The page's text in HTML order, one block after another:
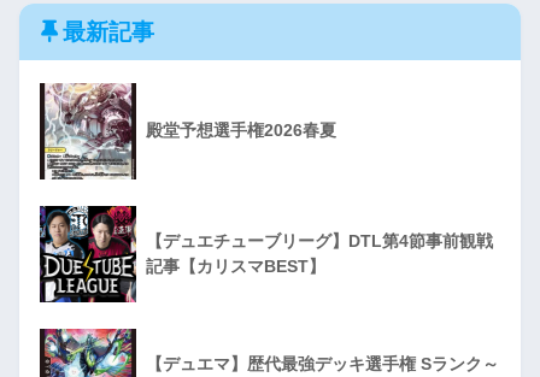
最新記事
殿堂予想選手権2026春夏
【デュエチューブリーグ】DTL第4節事前観戦
記事【カリスマBEST】
【デュエマ】歴代最強デッキ選手権 Sランク～